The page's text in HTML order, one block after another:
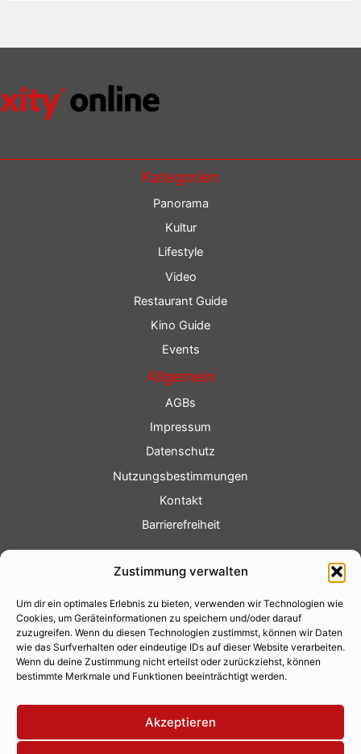
Zustimmung verwalten
Um dir ein optimales Erlebnis zu bieten, verwenden wir Technologien wie
Cookies, um Geräteinformationen zu speichern und/oder darauf
zuzugreifen. Wenn du diesen Technologien zustimmst, können wir Daten
wie das Surfverhalten oder eindeutige IDs auf dieser Website verarbeiten.
Wenn du deine Zustimmung nicht erteilst oder zurückziehst, können
bestimmte Merkmale und Funktionen beeinträchtigt werden.
Akzeptieren
Kategorien
Panorama
Kultur
Lifestyle
Video
Restaurant Guide
Kino Guide
Events
Allgemein
AGBs
Impressum
Datenschutz
Nutzungsbestimmungen
Kontakt
Barrierefreiheit
Fotoservice
Videoservice
Werbung
Contenterstellung
Lokalnachrichten
Lokalfernsehen
Eventkalender